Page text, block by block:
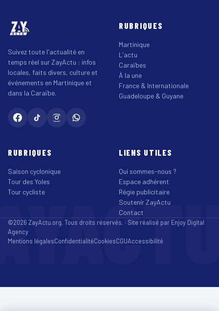
Suivez toute l'actualité en
temps réel sur ZayActu : infos
locales, faits divers, culture et
événements en Martinique et
dans la Caraïbe.
RUBRIQUES
Martinique
L'actu
Caraïbes
À la une
France & Internationale
Guadeloupe & Guyane
RUBRIQUES
Saison cyclonique
Tour des Yoles
Tour cycliste
LIENS UTILES
Qui sommes-nous ?
Espace adhérent
Régie publicitaire
Soutenir ZayActu
Contact
©2026 ZayActu.org. Tous droits réservés. · Site réalisé par Enjoy Digital
Agency
Mentions légalesConfidentialitéCookiesCGUAccessibilité